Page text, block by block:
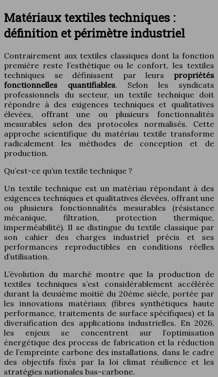
Matériaux textiles techniques :
définition et périmètre industriel
Contrairement aux textiles classiques dont la fonction
première reste l’esthétique ou le confort, les textiles
techniques se définissent par leurs propriétés
fonctionnelles quantifiables. Selon les syndicats
professionnels du secteur, un textile technique doit
répondre à des exigences techniques et qualitatives
élevées, offrant une ou plusieurs fonctionnalités
mesurables selon des protocoles normalisés. Cette
approche scientifique du matériau textile transforme
radicalement les méthodes de conception et de
production.
Qu’est-ce qu’un textile technique ?
Un textile technique est un matériau répondant à des
exigences techniques et qualitatives élevées, offrant une
ou plusieurs fonctionnalités mesurables (résistance
mécanique, filtration, protection thermique,
imperméabilité). Il se distingue du textile classique par
son cahier des charges industriel précis et ses
performances reproductibles en conditions réelles
d’utilisation.
L’évolution du marché montre que la production de
textiles techniques s’est considérablement accélérée
durant la deuxième moitié du 20ème siècle, portée par
les innovations matériaux (fibres synthétiques haute
performance, traitements de surface spécifiques) et la
diversification des applications industrielles. En 2026,
les enjeux se concentrent sur l’optimisation
énergétique des process de fabrication et la réduction
de l’empreinte carbone des installations, dans le cadre
des objectifs fixés par la loi climat résilience et les
stratégies nationales bas-carbone.